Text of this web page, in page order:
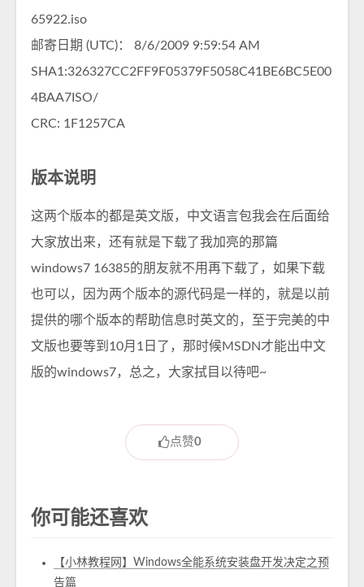
65922.iso
邮寄日期 (UTC)： 8/6/2009 9:59:54 AM
SHA1:326327CC2FF9F05379F5058C41BE6BC5E00
4BAA7ISO/
CRC: 1F1257CA­
版本说明
这两个版本的都是­英文版，中文语言包我会在后面给
大家放出来，还有就是下载了我加亮的那篇
windows7 16385的朋友就不用再下载了，如果下载
也可以，因为两个版本的源代码是一样的，就是以前
提供的哪个版本的帮助信息时英文的，至于完美的中
文版也要等到10月1日了，那时候MSDN才能出中文
版的windows7，总之，大家拭目以待吧~
点赞0
你可能还喜欢
【小林教程网】Windows全能系统安装盘开发决定之预
告篇